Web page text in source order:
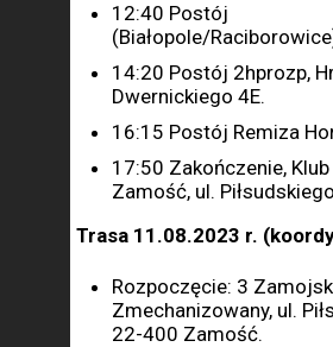
12:40 Postój
(Białopole/
14:20 Postój 2hprozp,
Dwernickiego 4E.
16:15 Postój Remiza
17:50 Zakończenie,
Zamość, ul.
Trasa 11.08.2023 r.
Rozpoczęcie: 3
Zmechanizowany, ul.
22-400 Zamość.